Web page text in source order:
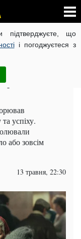
підтверджуєте, що
і погоджуєтеся з
В УКРАЇНІ
НА РУССКОМ
які
успіху.
або зовсім
13 травня, 22:30